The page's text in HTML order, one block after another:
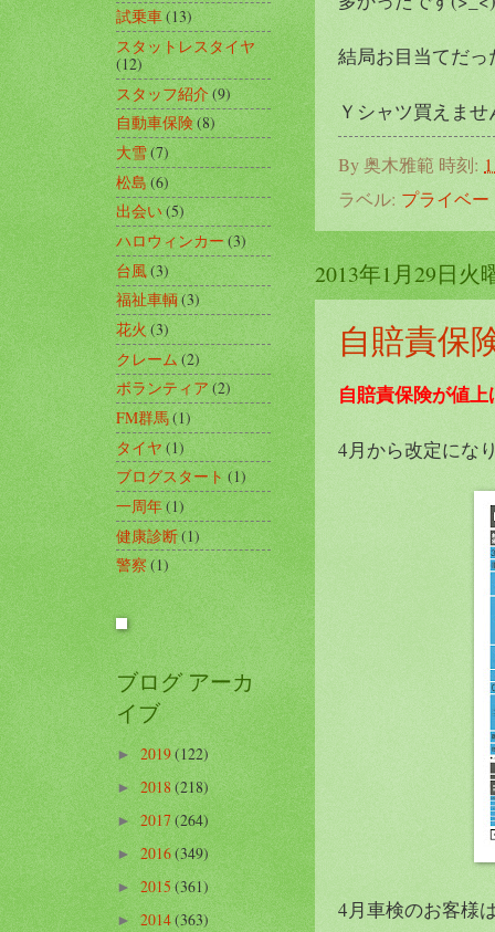
結局お目当てだっ
Ｙシャツ買えま
By奥木雅範 時刻:
ラベル: プライベー
2013年1月29日火
自賠責
自賠責保険が値上
4月から改定にな
4月車検のお客様
試乗車(13)
スタットレスタイヤ
(12)
スタッフ紹介(9)
自動車保険(8)
大雪(7)
松島 (6)
出会い(5)
ハロウィンカー(3)
台風(3)
福祉車輌 (3)
花火(3)
クレーム(2)
ボランティア(2)
FM群馬(1)
タイヤ(1)
ブログスタート(1)
一周年(1)
健康診断(1)
警察 (1)
ブログ アーカ
イブ
►2019(122)
► 2018(218)
►2017(264)
►2016(349)
►2015(361)
►2014(363)